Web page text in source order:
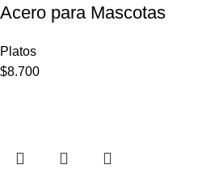
Acero para Mascotas
Platos
$8.700